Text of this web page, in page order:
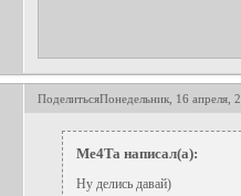
ПоделитьсяПонедельник, 16 апреля,
Me4Ta написал(а):
Ну делись давай)